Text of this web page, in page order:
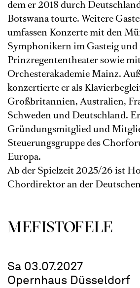
dem er 2018 durch
Botswana tourte. Weitere
umfassen Konzerte mit den
Symphonikern im Gasteig
Prinzregententheater sowie
Orchesterakademie Mainz.
konzertierte er als
Großbritannien, Australien,
Schweden und Deutschland.
Gründungsmitglied und
Steuerungsgruppe des
Europa.
Ab der Spielzeit 2025/26 ist
Chordirektor an der
MEFISTOFELE
Sa 03.07.2027
Opernhaus Düsseldorf